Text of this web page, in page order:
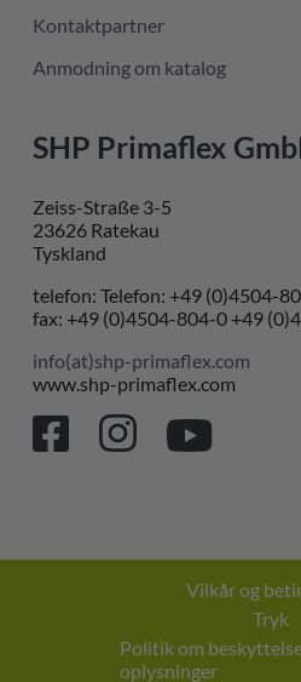
Kontaktpartner
Anmodning om katalog
SHP Primaflex
Zeiss-Straße 3-5
23626 Ratekau
Tyskland
telefon: Telefon: +49 (0)4504-
fax: +49 (0)4504-804-0 +49
info(at)shp-primaflex.com
www.shp-primaflex.com
Vilkår og
Tryk
Politik om
oplysninger